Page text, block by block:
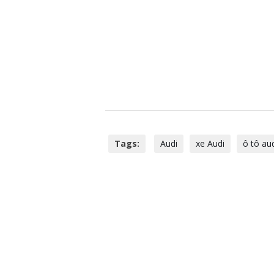
Tags: Audi xe Audi ô tô